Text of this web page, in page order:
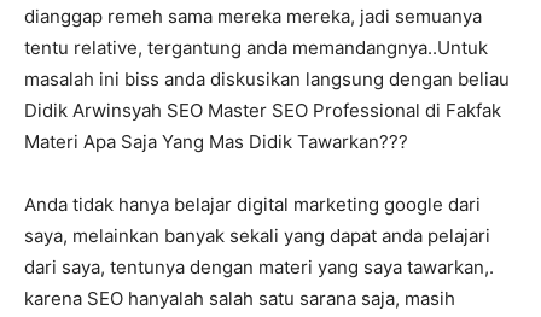
dianggap remeh sama mereka mereka, jadi semuanya
tentu relative, tergantung anda memandangnya..Untuk
masalah ini biss anda diskusikan langsung dengan beliau
Didik Arwinsyah SEO Master SEO Professional di Fakfak
Materi Apa Saja Yang Mas Didik Tawarkan???
Anda tidak hanya belajar digital marketing google dari
saya, melainkan banyak sekali yang dapat anda pelajari
dari saya, tentunya dengan materi yang saya tawarkan,.
karena SEO hanyalah salah satu sarana saja, masih